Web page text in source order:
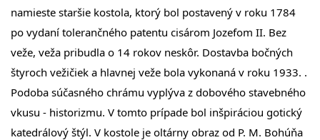
namieste staršie kostola, ktorý bol postavený v roku 1784
po vydaní tolerančného patentu cisárom Jozefom II. Bez
veže, veža pribudla o 14 rokov neskôr. Dostavba bočných
štyroch vežičiek a hlavnej veže bola vykonaná v roku 1933. .
Podoba súčasného chrámu vyplýva z dobového stavebného
vkusu - historizmu. V tomto prípade bol inšpiráciou gotický
katedrálový štýl. V kostole je oltárny obraz od P. M. Bohúňa